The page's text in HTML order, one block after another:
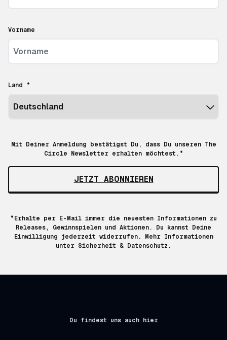
Vorname
Land *
Mit Deiner Anmeldung bestätigst Du, dass Du unseren The
Circle Newsletter erhalten möchtest.*
JETZT ABONNIEREN
*Erhalte per E-Mail immer die neuesten Informationen zu
Releases, Gewinnspielen und Aktionen. Du kannst Deine
Einwilligung jederzeit widerrufen. Mehr Informationen
unter Sicherheit & Datenschutz.
Du findest uns auch hier